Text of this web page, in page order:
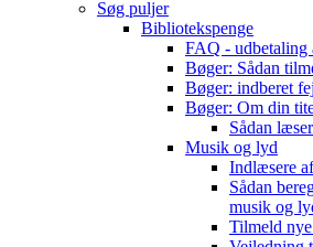
Søg puljer
Bibliotekspenge
FAQ - udbetaling
Bøger: Sådan
Bøger: indberet
Bøger: Om din
Sådan
Musik og lyd
Indlæsere
Sådan
musik og
Tilmeld